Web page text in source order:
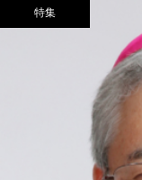
特集